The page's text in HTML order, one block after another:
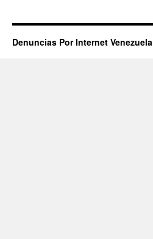
Denuncias Por Internet Venezuela